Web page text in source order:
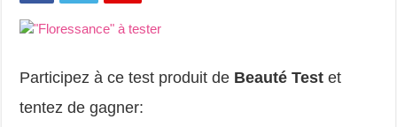
Participez à ce test produit de Beauté Test et
tentez de gagner: